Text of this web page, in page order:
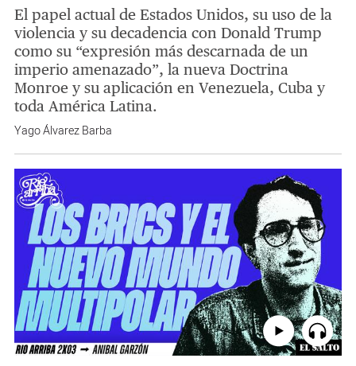
El papel actual de Estados Unidos, su uso de la
violencia y su decadencia con Donald Trump
como su “expresión más descarnada de un
imperio amenazado”, la nueva Doctrina
Monroe y su aplicación en Venezuela, Cuba y
toda América Latina.
Yago Álvarez Barba